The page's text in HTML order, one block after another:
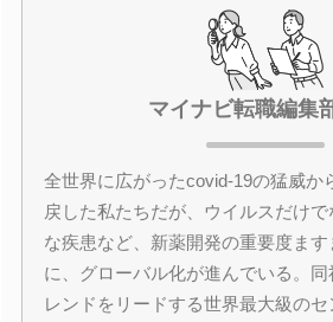
マイナビ転職編集
全世界に広がったcovid-19の猛威か
戻した私たちだが、ウイルスだけ
な疾患など、新薬開発の重要度ま
に、グローバル化が進んでいる。同
レンドをリードする世界最大級の